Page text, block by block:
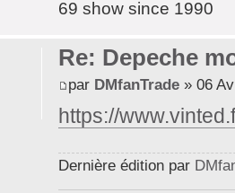
69 show since 1990
Re: Depeche
par DMfanTrade» 06
https://
Dernière édition par